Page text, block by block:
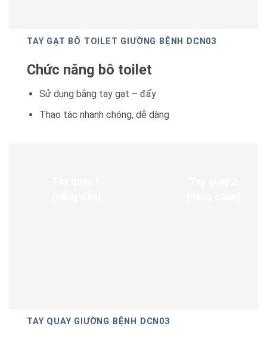
TAY GẠT BÔ TOILET GIƯỜNG BỆNH DCN03
Chức năng bô toilet
Sử dụng bằng tay gạt – đẩy
Thao tác nhanh chóng, dễ dàng
TAY QUAY GIƯỜNG BỆNH DCN03